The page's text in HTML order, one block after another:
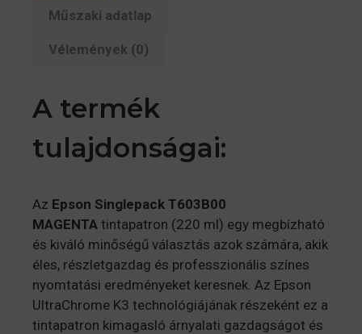
Műszaki adatlap
Vélemények (0)
A termék
tulajdonságai:
Az Epson Singlepack T603B00
MAGENTA tintapatron (220 ml) egy megbízható
és kiváló minőségű választás azok számára, akik
éles, részletgazdag és professzionális színes
nyomtatási eredményeket keresnek. Az Epson
UltraChrome K3 technológiájának részeként ez a
tintapatron kimagasló árnyalati gazdagságot és